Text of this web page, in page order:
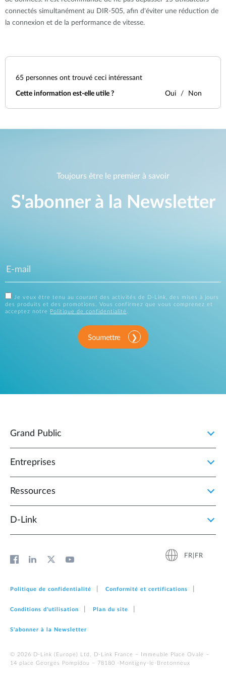
connectés simultanément au DIR-505, afin d'éviter une réduction de
la connexion et de la performance de vitesse.
65 personnes ont trouvé ceci intéressant
Cette information est-elle utile ? Oui Non
Toujours être le premier à savoir
S'abonner à la Newsletter
Je veux être tenu au courant des activités de D-Link, des mises à jours
des produits et des promotions. Vous confirmez que vous comprenez et
acceptez notre
Politique de confidentialité.
Soumettre
Grand Public
Entreprises
Ressources
D‑Link
FR|FR
Politique de confidentialité Conformité et certifications
Conditions d'utilisation Plan du site
S'abonner à la Newsletter
© 2026 D‑Link (Europe) Ltd. D-Link France – Immeuble Place Ovale –
14 place Georges Pompidou – 78180 -Montigny-le-Bretonneux